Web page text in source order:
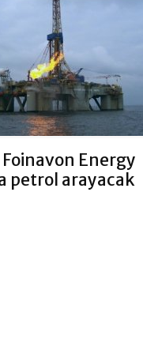
Foinavon Energy
petrol arayacak